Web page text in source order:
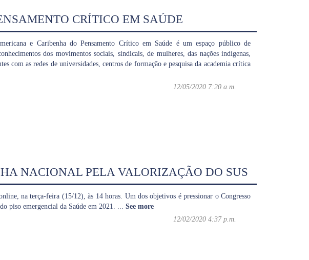
CRÍTICO EM SAÚDE
e Caribenha do Pensamento Crítico em Saúde é um espaço público de
dos movimentos sociais, sindicais, de mulheres, das nações indígenas,
com as redes de universidades, centros de formação e pesquisa da academia crítica
12/05/2020 7:20 a.m.
NACIONAL PELA VALORIZAÇÃO DO SUS
na terça-feira (15/12), às 14 horas. Um dos objetivos é pressionar o Congresso
piso emergencial da Saúde em 2021. ... See more
12/02/2020 4:37 p.m.